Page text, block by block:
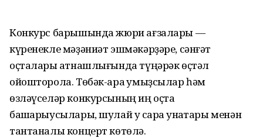
Конкурс барышында жюри ағзалары —
күренекле мәҙәниәт эшмәкәрҙәре, сәнғәт
оҫталары ҡатнашлығында түңәрәк өҫтәл
ойошторола. Төбәк-ара ҡумыҙсылар һәм
өзләүселәр конкурсының иң оҫта
башҡарыусылары, шулай уҡ сара ҡунаҡтары менән
тантаналы концерт көтөлә.